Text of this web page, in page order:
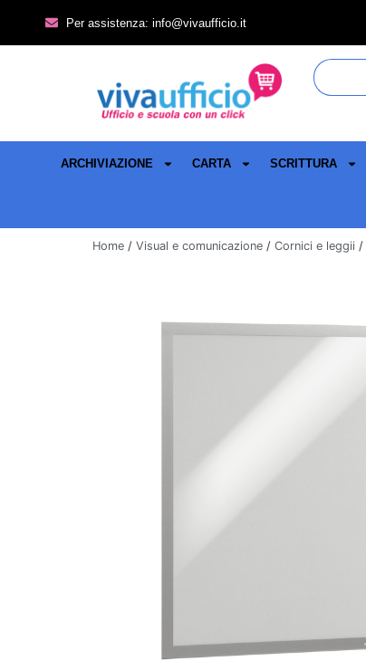
Per assistenza: info@vivaufficio.it
ARCHIVIAZIONE CARTA SCRITTURA
Home / Visual e comunicazione / Cornici e leggii /